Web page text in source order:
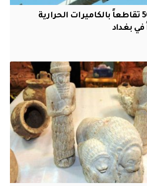
المرور: تجهيز 50 تقاطعاً بالكاميرات الحرارية